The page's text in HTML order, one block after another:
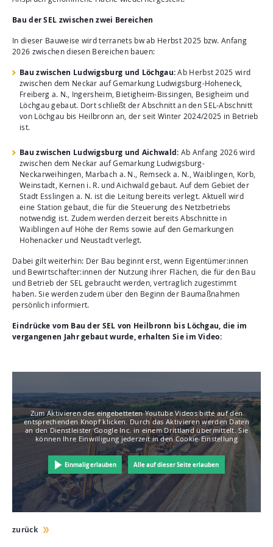
Bau der SEL zwischen zwei Bereichen
In dieser Bauweise wird terranets bw ab Herbst 2025 bzw. Anfang
2026 zwischen diesen Bereichen bauen:
Bau zwischen Ludwigsburg und Löchgau:Ab Herbst 2025 wird
zwischen dem Neckar auf Gemarkung Ludwigsburg-Hoheneck,
Freiberg a. N., Ingersheim, Bietigheim-Bissingen, Besigheim und
Löchgau gebaut. Dort schließt der Abschnitt an den SEL-Abschnitt
von Löchgau bis Heilbronn an, der seit Winter 2024/2025 in Betrieb
ist.
Bau zwischen Ludwigsburg und Aichwald: Ab Anfang 2026 wird
zwischen dem Neckar auf Gemarkung Ludwigsburg-
Neckarweihingen, Marbach a. N., Remseck a. N., Waiblingen, Korb,
Weinstadt, Kernen i. R. und Aichwald gebaut. Auf dem Gebiet der
Stadt Esslingen a. N. ist die Leitung bereits verlegt. Aktuell wird
eine Station gebaut, die für die Steuerung des Netzbetriebs
notwendig ist. Zudem werden derzeit bereits Abschnitte in
Waiblingen auf Höhe der Rems sowie auf den Gemarkungen
Hohenacker und Neustadt verlegt.
Dabei gilt weiterhin: Der Bau beginnt erst, wenn Eigentümer:innen
und Bewirtschafter:innen der Nutzung ihrer Flächen, die für den Bau
und Betrieb der SEL gebraucht werden, vertraglich zugestimmt
haben. Sie werden zudem über den Beginn der Baumaßnahmen
persönlich informiert.
Eindrücke vom Bau der SEL von Heilbronn bis Löchgau, die im
vergangenen Jahr gebaut wurde, erhalten Sie im Video:
Zum Aktivieren des eingebetteten Youtube Videos bitte auf den
entsprechenden Knopf klicken. Durch das Aktivieren werden Daten
an den Dienstleister Google Inc. in einem Drittland übermittelt. Sie
können Ihre Einwilligung jederzeit in den Cookie-Einstellung
Einmalig erlauben Alle auf dieser Seite erlauben
zurück